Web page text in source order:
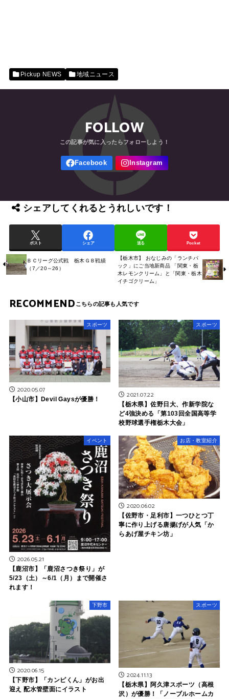
Pickup NEWS 地域ニュース
FOLLOW
シェアしてくれるとうれしいです！
ポスト シェア 送る Pocket
ＢＣリーグ公式戦 栃木ＧＢ戦績
（7／20～26）
【栃木市】 おなじみの「ランチパ
ック」にご当地新商品 「関東・栃
木レモンクリーム」と「関東・栃木
イチゴクリーム」
RECOMMEND
スポーツ
2020.05.07
【小山市】Devil Gaysが優勝！
スポーツ
2021.07.22
【栃木県】佐野日大、作新学院な
ど4強決める「第103回全国高等学
校野球選手権栃木大会」
イベント
2026.05.21
【鹿沼市】「鹿沼さつき祭り」が
5/23（土）～6/1（月）まで開催さ
れます！
お店・教室紹介
2020.06.02
【佐野市・足利市】一つひとつ丁
寧に作り上げる唐揚げが人気「か
らあげ屋チキン坊」
下野市
2020.06.15
【下野市】「カンピくん」がお出
迎え 配水管壁面にイラスト
スポーツ
2024.11.13
【栃木県】阿久津スポーツ（高根
沢）が優勝！「ノーブルホームカ